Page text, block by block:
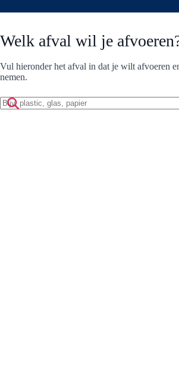
Welk afval wil je
Vul hieronder het afval in dat je wilt afvoeren
nemen.
Zoek
op